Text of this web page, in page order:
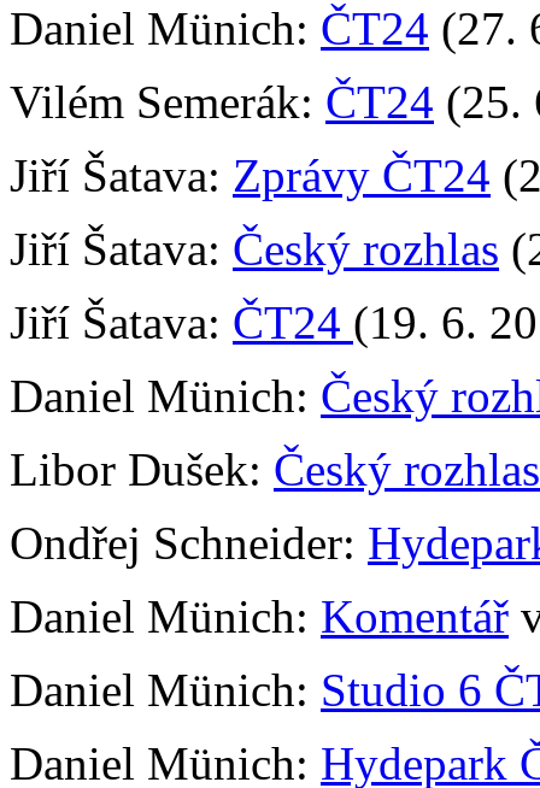
Daniel Münich: ČT24 (27.
Vilém Semerák: ČT24 (25.
Jiří Šatava: Zprávy ČT24
Jiří Šatava: Český rozhlas
Jiří Šatava: ČT24 (19. 6.
Daniel Münich: Český
Libor Dušek: Český rozhlas
Ondřej Schneider:
Daniel Münich: Komentář
Daniel Münich: Studio 6
Daniel Münich: Hydepark